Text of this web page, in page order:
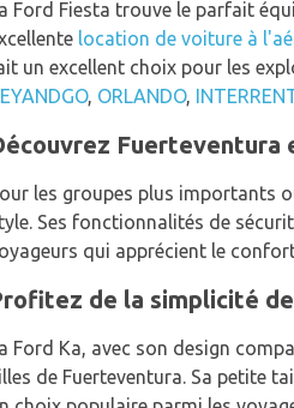
Ford Fiesta trouve le parfait
location de voiture à
un excellent choix pour les
, ORLANDO,
Fuerteventura
les groupes plus importants
Ses fonctionnalités de
qui apprécient le
de la simplicité
Ford Ka, avec son design
de Fuerteventura. Sa petite